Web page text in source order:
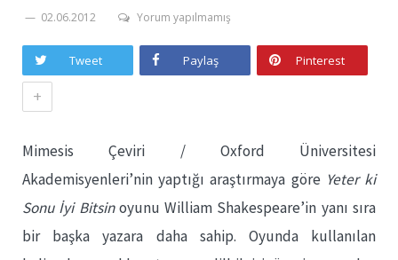
02.06.2012 Yorum yapılmamış
Tweet Paylaş Pinterest
+
Mimesis Çeviri / Oxford Üniversitesi
Akademisyenleri’nin yaptığı araştırmaya göre Yeter ki
Sonu İyi Bitsinoyunu William Shakespeare’in yanı sıra
bir başka yazara daha sahip. Oyunda kullanılan